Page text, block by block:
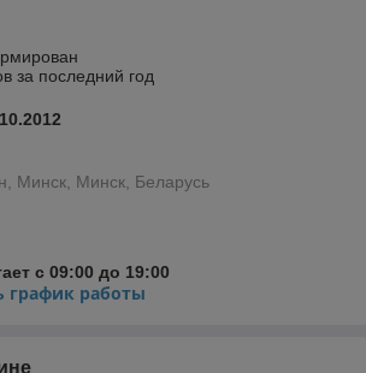
за последний год
Минск, Минск, Беларусь
с 09:00 до 19:00
график работы